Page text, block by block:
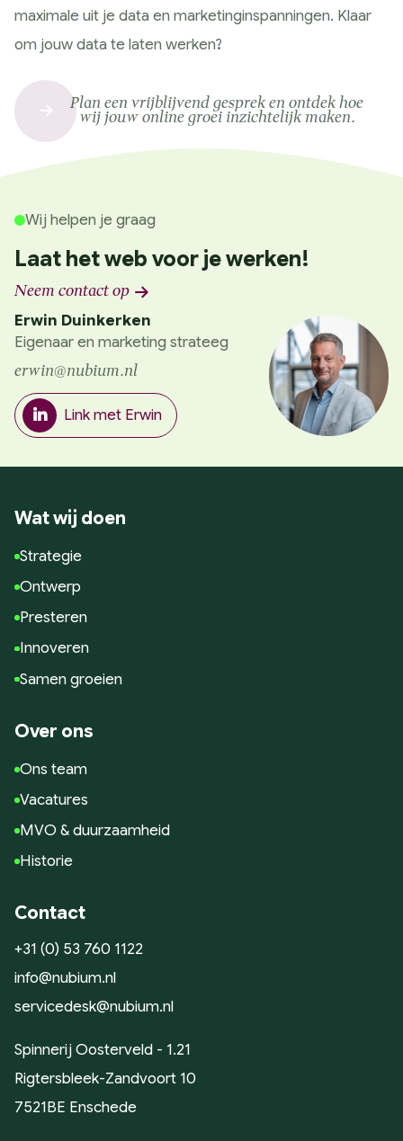
maximale uit je data en marketinginspanningen. Klaar
om jouw data te laten werken?
Plan een vrijblijvend gesprek en ontdek hoe
wij jouw online groei inzichtelijk maken.
Wij helpen je graag
Laat het web voor je werken!
Neem contact op
Erwin Duinkerken
Eigenaar en marketing strateeg
erwin@nubium.nl
Link met Erwin
Wat wij doen
Strategie
Ontwerp
Presteren
Innoveren
Samen groeien
Over ons
Ons team
Vacatures
MVO & duurzaamheid
Historie
Contact
+31 (0) 53 760 1122
info@nubium.nl
servicedesk@nubium.nl
Spinnerij Oosterveld - 1.21
Rigtersbleek-Zandvoort 10
7521BE Enschede